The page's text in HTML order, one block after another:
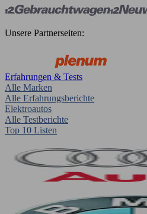
Unsere Partnerseiten:
Erfahrungen & Tests
Alle Marken
Alle Erfahrungsberichte
Elektroautos
Alle Testberichte
Top 10 Listen